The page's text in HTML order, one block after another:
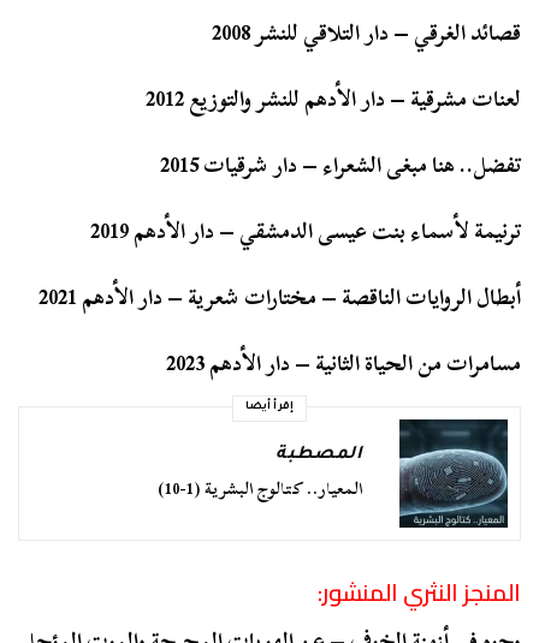
قصائد الغرقي – دار التلاقي للنشر 2008
لعنات مشرقية – دار الأدهم للنشر والتوزيع 2012
تفضل.. هنا مبغى الشعراء – دار شرقيات 2015
ترنيمة لأسماء بنت عيسى الدمشقي – دار الأدهم 2019
أبطال الروايات الناقصة – مختارات شعرية – دار الأدهم 2021
مسامرات من الحياة الثانية – دار الأدهم 2023
إقرأ أيضا
المصطبة
المعيار.. كتالوج البشرية (1-10)
المنجز النثري المنشور: